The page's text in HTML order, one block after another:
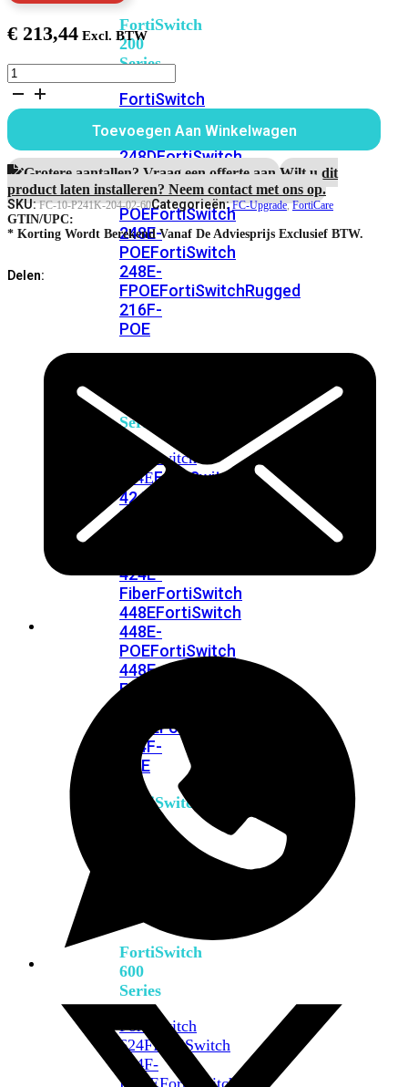
FortiSwitch
200
Series
FortiSwitch
FPOEFortiSwitch
248DFortiSwitch
224EFortiswitch
224E-
POEFortiSwitch
248E-
POEFortiSwitch
248E-
FPOEFortiSwitchRugged
216F-
POE
Series
FortiSwitch
424EFortiSwitch
424E-
POE
424E-
FiberFortiSwitch
448EFortiSwitch
448E-
POEFortiSwitch
448E-
FPOE
FPOEFortiSwitchRugged
424F-
POE
FortiSwitch
FortiSwitch
600
Series
FortiSwitch
624FFortiSwitch
624F-
FPOEFortiSwitch
€ 213,44
FortiAP-
241K
jaar
Upgrade
FortiCare
Premium
naar
Elite
Support
aantal
Toevoegen Aan Winkelwagen
Grotere aantallen? Vraag een offerte aan.Wilt u dit
product laten installeren? Neem contact met ons op.
SKU:FC-10-P241K-204-02-60Categorieën:FC-Upgrade,FortiCare
GTIN/UPC:
* Korting Wordt Berekend Vanaf De Adviesprijs Exclusief BTW.
Delen: